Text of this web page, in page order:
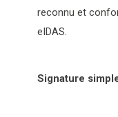
reconnu et
eIDAS.
Signature